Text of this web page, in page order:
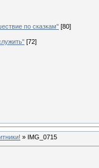
по сказкам" [80]
[72]
» IMG_0715